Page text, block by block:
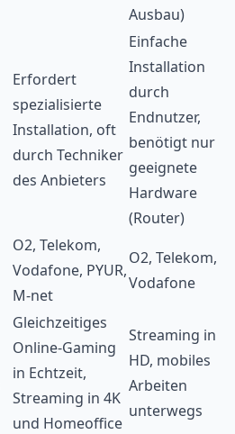
Ausbau)
Erfordert
spezialisierte
Installation, oft
durch Techniker
des Anbieters
Einfache
Installation
durch
Endnutzer,
benötigt nur
geeignete
Hardware
(Router)
O2, Telekom,
Vodafone, PYUR,
M-net
O2, Telekom,
Vodafone
Gleichzeitiges
Online-Gaming
in Echtzeit,
Streaming in 4K
und Homeoffice
Streaming in
HD, mobiles
Arbeiten
unterwegs